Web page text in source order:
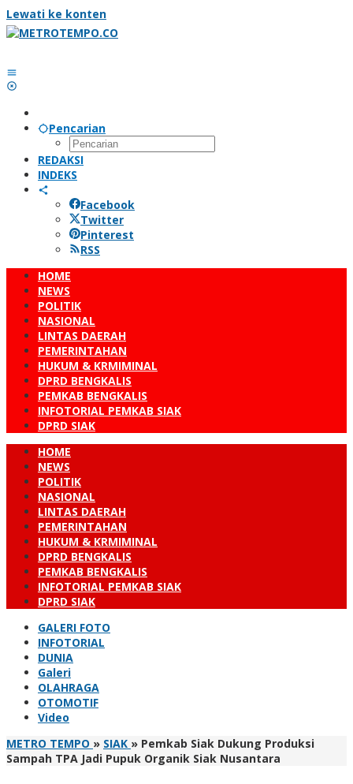
Lewati ke konten
Pencarian
REDAKSI
INDEKS
Facebook
Twitter
Pinterest
RSS
HOME
NEWS
POLITIK
NASIONAL
LINTAS DAERAH
PEMERINTAHAN
HUKUM & KRMIMINAL
DPRD BENGKALIS
PEMKAB BENGKALIS
INFOTORIAL PEMKAB SIAK
DPRD SIAK
HOME
NEWS
POLITIK
NASIONAL
LINTAS DAERAH
PEMERINTAHAN
HUKUM & KRMIMINAL
DPRD BENGKALIS
PEMKAB BENGKALIS
INFOTORIAL PEMKAB SIAK
DPRD SIAK
GALERI FOTO
INFOTORIAL
DUNIA
Galeri
OLAHRAGA
OTOMOTIF
Video
METRO TEMPO » SIAK » Pemkab Siak Dukung Produksi
Sampah TPA Jadi Pupuk Organik Siak Nusantara